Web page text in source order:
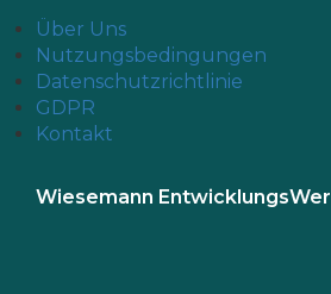
Über Uns
Nutzungsbedingungen
Datenschutzrichtlinie
GDPR
Kontakt
Wiesemann